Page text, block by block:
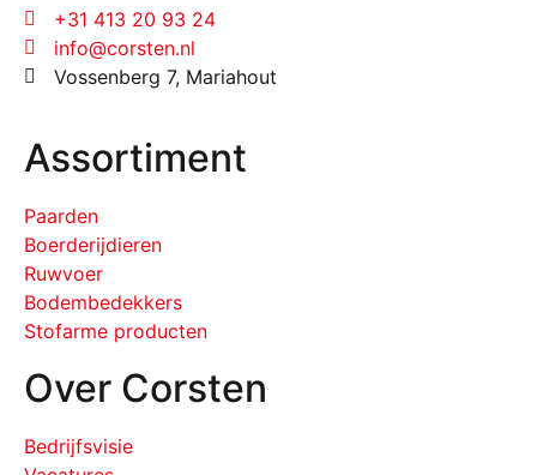
+31 413 20 93 24
info@corsten.nl
Vossenberg 7, Mariahout
Assortiment
Paarden
Boerderijdieren
Ruwvoer
Bodembedekkers
Stofarme producten
Over Corsten
Bedrijfsvisie